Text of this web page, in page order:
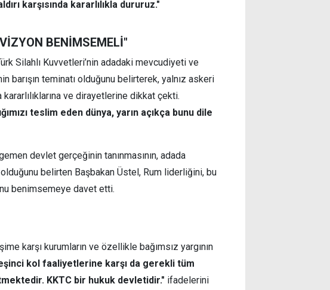
karşısında kararlılıkla dururuz."
BENİMSEMELİ"
Silahlı Kuvvetleri’nin adadaki mevcudiyeti ve
barışın teminatı olduğunu belirterek, yalnız askeri
ve dirayetlerine dikkat çekti.
teslim eden dünya, yarın açıkça bunu dile
devlet gerçeğinin tanınmasının, adada
belirten Başbakan Üstel, Rum liderliğini, bu
benimsemeye davet etti.
karşı kurumların ve özellikle bağımsız yargının
kol faaliyetlerine karşı da gerekli tüm
KKTC bir hukuk devletidir." ifadelerini